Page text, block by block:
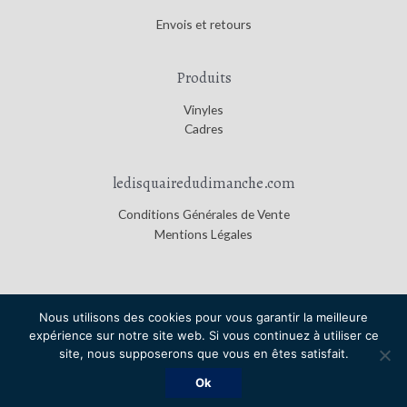
Envois et retours
Produits
Vinyles
Cadres
ledisquairedudimanche.com
Conditions Générales de Vente
Mentions Légales
Copyright © 2026Le Disquaire du Dimanche|Credits
Nous utilisons des cookies pour vous garantir la meilleure
expérience sur notre site web. Si vous continuez à utiliser ce
site, nous supposerons que vous en êtes satisfait.
Ok